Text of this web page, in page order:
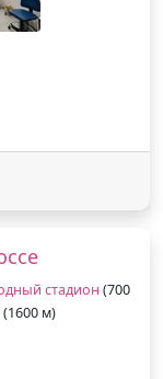
стадион (700
(1600 м)